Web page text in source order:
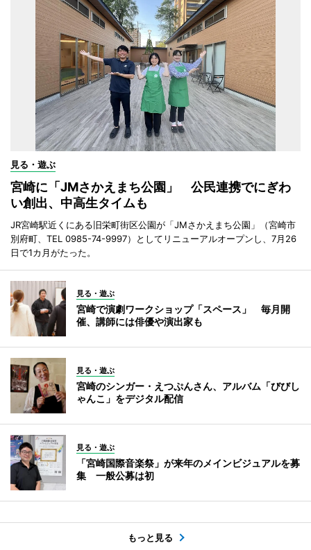
見る・遊ぶ
宮崎に「JMさかえまち公園」 公民連携でにぎわ
い創出、中高生タイムも
JR宮崎駅近くにある旧栄町街区公園が「JMさかえまち公園」（宮崎市
別府町、TEL 0985-74-9997）としてリニューアルオープンし、7月26
日で1カ月がたった。
見る・遊ぶ
宮崎で演劇ワークショップ「スペース」 毎月開
催、講師には俳優や演出家も
見る・遊ぶ
宮崎のシンガー・えつぷんさん、アルバム「びびし
ゃんこ」をデジタル配信
見る・遊ぶ
「宮崎国際音楽祭」が来年のメインビジュアルを募
集 一般公募は初
もっと見る